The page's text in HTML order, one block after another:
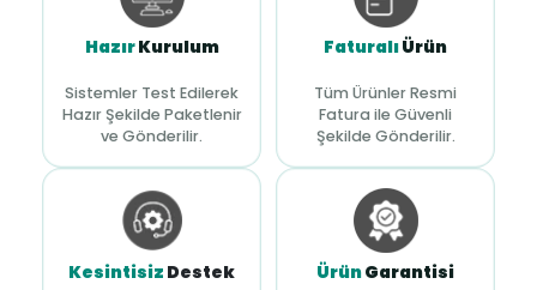
HazırKurulum
Sistemler Test Edilerek
Hazır Şekilde Paketlenir
ve Gönderilir.
FaturalıÜrün
Tüm Ürünler Resmi
Fatura ile Güvenli
Şekilde Gönderilir.
Kesintisiz Destek ÜrünGarantisi